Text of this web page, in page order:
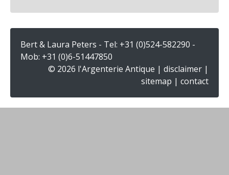
Bert & Laura Peters - Tel: +31 (0)524-582290 -
Mob: +31 (0)6-51447850
© 2026 l'Argenterie Antique | disclaimer |
sitemap | contact